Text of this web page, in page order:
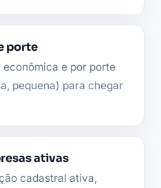
porte
e por porte
pequena) para chegar
ativas
cadastral ativa,